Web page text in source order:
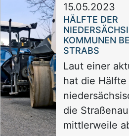
15.05.2023
HÄLFTE DER
KOMMUNEN
STRABS
Laut einer
hat die Hälfte
die
mittlerweile